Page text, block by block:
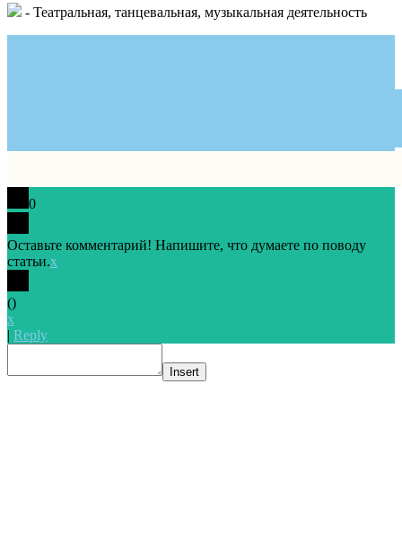
- Театральная, танцевальная, музыкальная деятельность
0
Оставьте комментарий! Напишите, что думаете по поводу
статьи.x
()
x
| Reply
Insert